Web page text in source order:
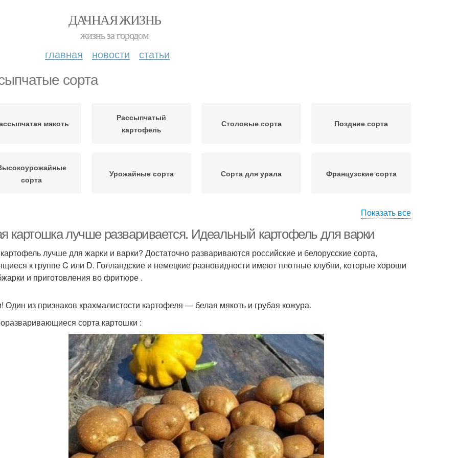
ДАЧНАЯ ЖИЗНЬ
жизнь за городом
главная новости статьи
сорта
мякоть
Рассыпчатый
картофель
Столовые сорта Поздние сорта
сорта
Урожайные сорта Сорта для урала Французские сорта
сорта Скороспелые сорта
для пюрирования Среднепоздние сорта
сорта Разваристые сорта Сорта для пюре
Показать все
картошка лучше разваривается. Идеальный картофель для варки
лучше для жарки и варки? Достаточно развариваются российские и белорусские сорта,
к группе C или D. Голландские и немецкие разновидности имеют плотные клубни, которые хороши
и приготовления во фритюре .
Один из признаков крахмалистости картофеля — белая мякоть и грубая кожура.
сорта картошки :